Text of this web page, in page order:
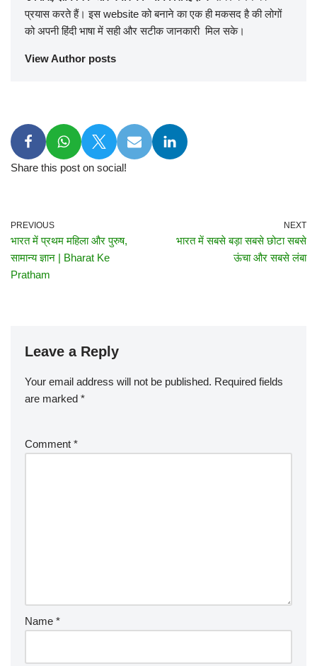
प्रयास करते हैं। इस website को बनाने का एक ही मकसद है की लोगों
को अपनी हिंदी भाषा में सही और सटीक जानकारी मिल सके।
View Author posts
Share this post on social!
PREVIOUS
भारत में प्रथम महिला और पुरुष,
सामान्य ज्ञान | Bharat Ke
Pratham
NEXT
भारत में सबसे बड़ा सबसे छोटा सबसे
ऊंचा और सबसे लंबा
Leave a Reply
Your email address will not be published. Required fields
are marked *
Comment *
Name *